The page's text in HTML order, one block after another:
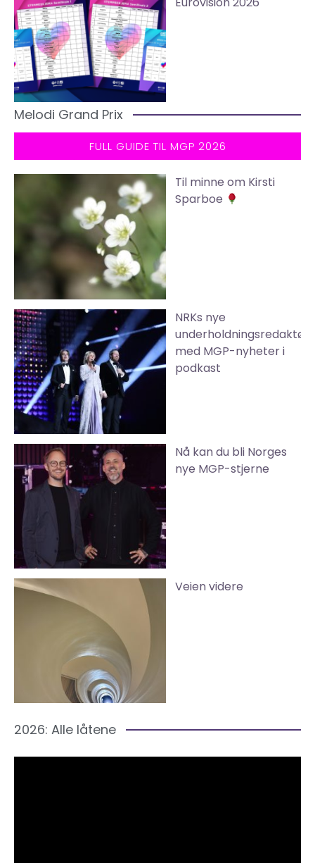
Melodi Grand Prix
FULL GUIDE TIL MGP 2026
Til minne om Kirsti
Sparboe
NRKs nye
underholdningsredaktør
med MGP-nyheter i
podkast
Nå kan du bli Norges
nye MGP-stjerne
Veien videre
2026: Alle låtene